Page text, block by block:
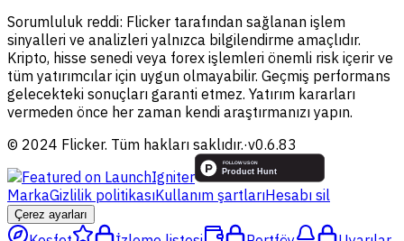
Sorumluluk reddi: Flicker tarafından sağlanan işlem
sinyalleri ve analizleri yalnızca bilgilendirme amaçlıdır.
Kripto, hisse senedi veya forex işlemleri önemli risk içerir ve
tüm yatırımcılar için uygun olmayabilir. Geçmiş performans
gelecekteki sonuçları garanti etmez. Yatırım kararları
vermeden önce her zaman kendi araştırmanızı yapın.
© 2024 Flicker. Tüm hakları saklıdır.·v0.6.83
MarkaGizlilik politikasıKullanım şartlarıHesabı sil
Çerez ayarları